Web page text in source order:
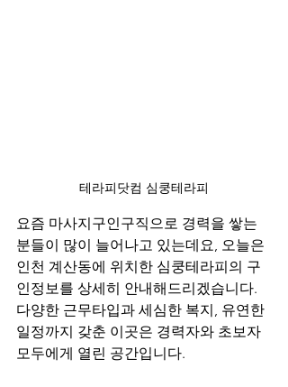
테라피닷컴 심쿵테라피
요즘 마사지구인구직으로 경력을 쌓는
분들이 많이 늘어나고 있는데요, 오늘은
인천 계산동에 위치한 심쿵테라피의 구
인정보를 상세히 안내해드리겠습니다.
다양한 근무타입과 세심한 복지, 유연한
일정까지 갖춘 이곳은 경력자와 초보자
모두에게 열린 공간입니다.